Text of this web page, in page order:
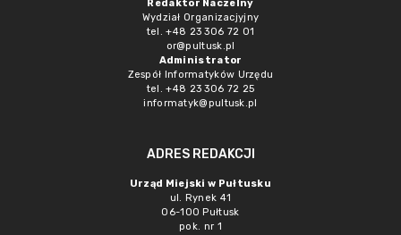
Redaktor Naczelny
Wydział Organizacjyjny
tel. +48 23 306 72 01
or@pultusk.pl
Administrator
Zespół Informatyków Urzędu
tel. +48 23 306 72 25
informatyk@pultusk.pl
ADRES REDAKCJI
Urząd Miejski w Pułtusku
ul. Rynek 41
06-100 Pułtusk
pok. nr 1